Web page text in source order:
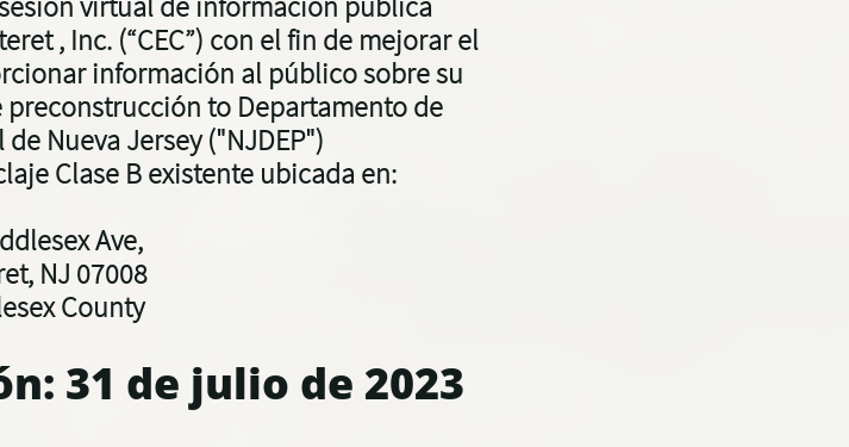
, Inc. (“CEC”) con el fin de mejorar el
información al público sobre su
preconstrucción to Departamento de
Nueva Jersey("NJDEP")
Clase B existente ubicada en:
Ave,
NJ 07008
County
31 de julio de 2023